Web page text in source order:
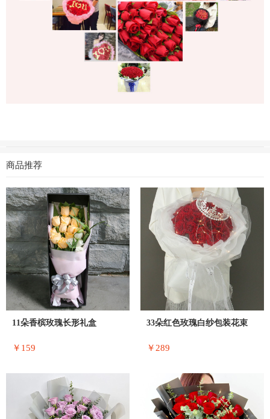
商品推荐
11朵香槟玫瑰长形礼盒
￥159
33朵红色玫瑰白纱包装花束
￥289